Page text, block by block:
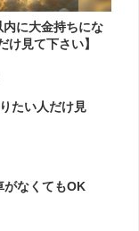
内に大金持ちにな
け見て下さい】
たい人だけ見
がなくてもOK